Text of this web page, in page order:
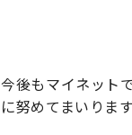
今後もマイネット
に努めてまいります